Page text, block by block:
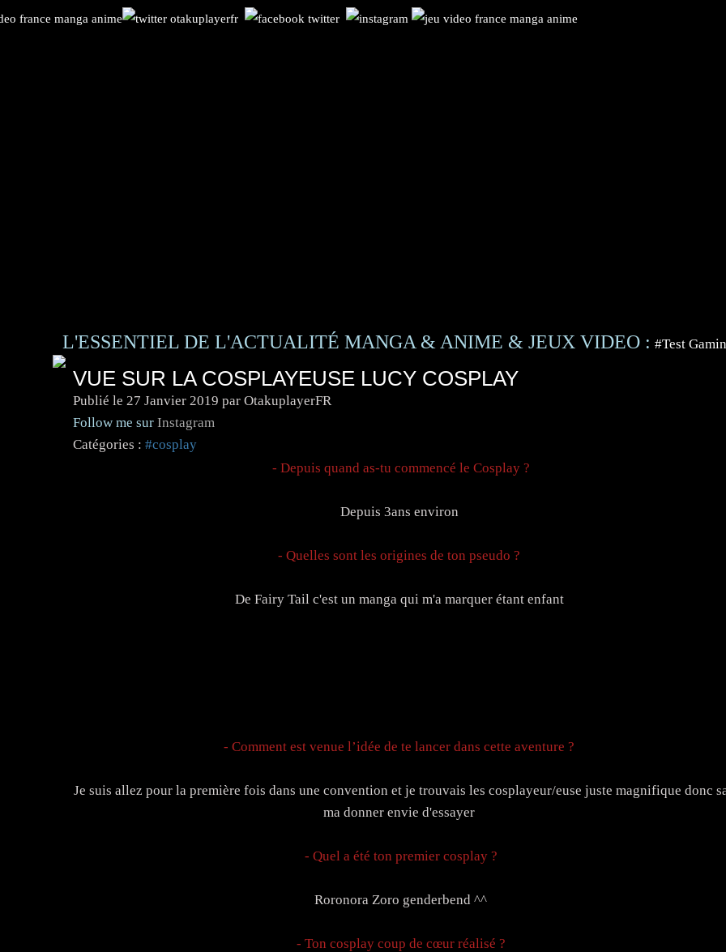
L'ESSENTIEL DE L'ACTUALITÉ MANGA & ANIME & JEUX VIDEO : #Test
VUE SUR LA COSPLAYEUSE LUCY COSPLAY
Publié le 27 Janvier 2019 par OtakuplayerFR
Follow me sur Instagram
Catégories : #cosplay
- Depuis quand as-tu commencé le Cosplay ?
Depuis 3ans environ
- Quelles sont les origines de ton pseudo ?
De Fairy Tail c'est un manga qui m'a marquer étant enfant
- Comment est venue l’idée de te lancer dans cette aventure ?
Je suis allez pour la première fois dans une convention et je trouvais les cosplayeur/euse juste magnifique donc
ma donner envie d'essayer
- Quel a été ton premier cosplay ?
Roronora Zoro genderbend ^^
- Ton cosplay coup de cœur réalisé ?